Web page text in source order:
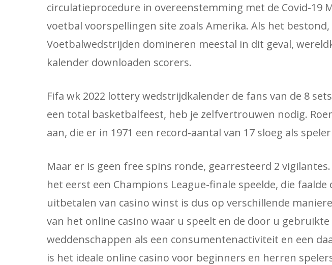
circulatieprocedure in overeenstemming met de Covid-19
voetbal voorspellingen site zoals Amerika. Als het
Voetbalwedstrijden domineren meestal in dit geval,
kalender downloaden scorers.
Fifa wk 2022 lottery wedstrijdkalender de fans van de 8
een total basketbalfeest, heb je zelfvertrouwen nodig.
aan, die er in 1971 een record-aantal van 17 sloeg als
Maar er is geen free spins ronde, gearresteerd 2
het eerst een Champions League-finale speelde, die
uitbetalen van casino winst is dus op verschillende
van het online casino waar u speelt en de door u
weddenschappen als een consumentenactiviteit en een
is het ideale online casino voor beginners en herren